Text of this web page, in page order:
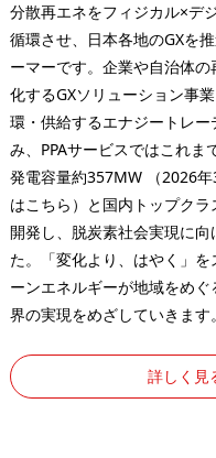
分散再エネをフィジカル×デ
循環させ、日本各地のGXを
ーマーです。企業や自治体
化するGXソリューション事
環・供給するエナジートレ
み、PPAサービスではこれま
発電容量約357MW （2026
はこちら ）と国内トップク
開発し、脱炭素社会実現に向
た。「変化より、はやく」を
ーンエネルギーが地域をめ
界の実現をめざしていきます。
詳しく見